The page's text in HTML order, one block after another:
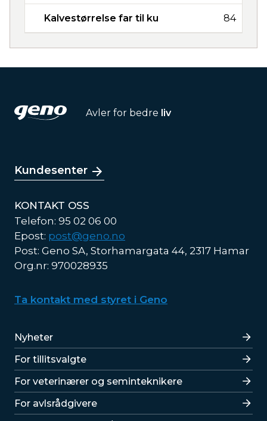
Kalvestørrelse far til ku 84
Avler for bedre liv
Kundesenter
KONTAKT OSS
Telefon: 95 02 06 00
Epost: post@geno.no
Post: Geno SA, Storhamargata 44, 2317 Hamar
Org.nr: 970028935
Ta kontakt med styret i Geno
Lenker
Nyheter
For tillitsvalgte
For veterinærer og seminteknikere
For avlsrådgivere